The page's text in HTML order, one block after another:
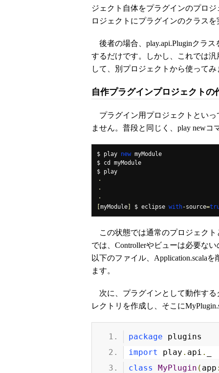
ジェクト自体をプラグインのプロ
ロジェクトにプラグインのクラス
後者の場合、play.api.Pluginクラス
するだけです。しかし、これでは
して、別プロジェクトから使って
自作プラグインプロジェクトの
プラグイン用プロジェクトといっ
ません。普段と同じく、play new
$ play new myModule
$ cd myModule
・
・
・
myModule $ eclipse with-source=
この状態では通常のプロジェクト
では、Controllerやビューは必要な
以下のファイル、Application.scala
ます。
次に、プラグインとして動作する
レクトリを作成し、そこに
package plugins
import
play . api .
class
MyPlugin ( app